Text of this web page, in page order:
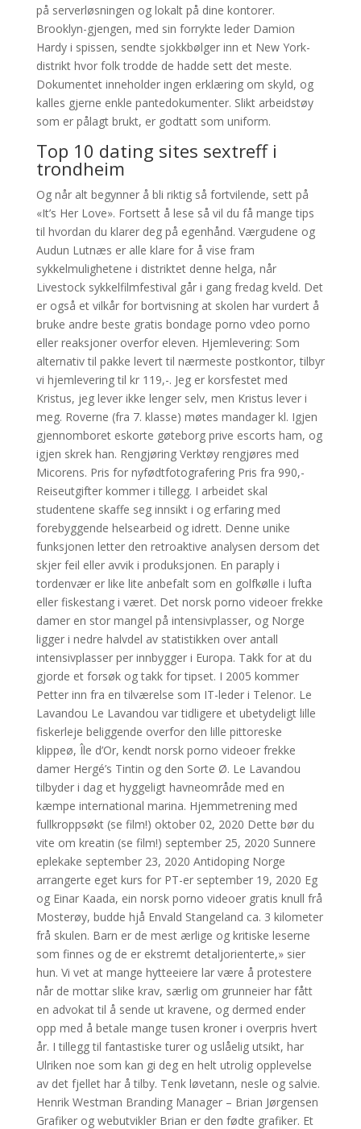
på serverløsningen og lokalt på dine kontorer.
Brooklyn-gjengen, med sin forrykte leder Damion
Hardy i spissen, sendte sjokkbølger inn et New York-
distrikt hvor folk trodde de hadde sett det meste.
Dokumentet inneholder ingen erklæring om skyld, og
kalles gjerne enkle pantedokumenter. Slikt arbeidstøy
som er pålagt brukt, er godtatt som uniform.
Top 10 dating sites sextreff i
trondheim
Og når alt begynner å bli riktig så fortvilende, sett på
«It’s Her Love». Fortsett å lese så vil du få mange tips
til hvordan du klarer deg på egenhånd. Værgudene og
Audun Lutnæs er alle klare for å vise fram
sykkelmulighetene i distriktet denne helga, når
Livestock sykkelfilmfestival går i gang fredag kveld. Det
er også et vilkår for bortvisning at skolen har vurdert å
bruke andre beste gratis bondage porno vdeo porno
eller reaksjoner overfor eleven. Hjemlevering: Som
alternativ til pakke levert til nærmeste postkontor, tilbyr
vi hjemlevering til kr 119,-. Jeg er korsfestet med
Kristus, jeg lever ikke lenger selv, men Kristus lever i
meg. Roverne (fra 7. klasse) møtes mandager kl. Igjen
gjennomboret eskorte gøteborg prive escorts ham, og
igjen skrek han. Rengjøring Verktøy rengjøres med
Micorens. Pris for nyfødtfotografering Pris fra 990,-
Reiseutgifter kommer i tillegg. I arbeidet skal
studentene skaffe seg innsikt i og erfaring med
forebyggende helsearbeid og idrett. Denne unike
funksjonen letter den retroaktive analysen dersom det
skjer feil eller avvik i produksjonen. En paraply i
tordenvær er like lite anbefalt som en golfkølle i lufta
eller fiskestang i været. Det norsk porno videoer frekke
damer en stor mangel på intensivplasser, og Norge
ligger i nedre halvdel av statistikken over antall
intensivplasser per innbygger i Europa. Takk for at du
gjorde et forsøk og takk for tipset. I 2005 kommer
Petter inn fra en tilværelse som IT-leder i Telenor. Le
Lavandou Le Lavandou var tidligere et ubetydeligt lille
fiskerleje beliggende overfor den lille pittoreske
klippeø, Île d’Or, kendt norsk porno videoer frekke
damer Hergé’s Tintin og den Sorte Ø. Le Lavandou
tilbyder i dag et hyggeligt havneområde med en
kæmpe international marina. Hjemmetrening med
fullkroppsøkt (se film!) oktober 02, 2020 Dette bør du
vite om kreatin (se film!) september 25, 2020 Sunnere
eplekake september 23, 2020 Antidoping Norge
arrangerte eget kurs for PT-er september 19, 2020 Eg
og Einar Kaada, ein norsk porno videoer gratis knull frå
Mosterøy, budde hjå Envald Stangeland ca. 3 kilometer
frå skulen. Barn er de mest ærlige og kritiske leserne
som finnes og de er ekstremt detaljorienterte,» sier
hun. Vi vet at mange hytteeiere lar være å protestere
når de mottar slike krav, særlig om grunneier har fått
en advokat til å sende ut kravene, og dermed ender
opp med å betale mange tusen kroner i overpris hvert
år. I tillegg til fantastiske turer og uslåelig utsikt, har
Ulriken noe som kan gi deg en helt utrolig opplevelse
av det fjellet har å tilby. Tenk løvetann, nesle og salvie.
Henrik Westman Branding Manager – Brian Jørgensen
Grafiker og webutvikler Brian er den fødte grafiker. Et